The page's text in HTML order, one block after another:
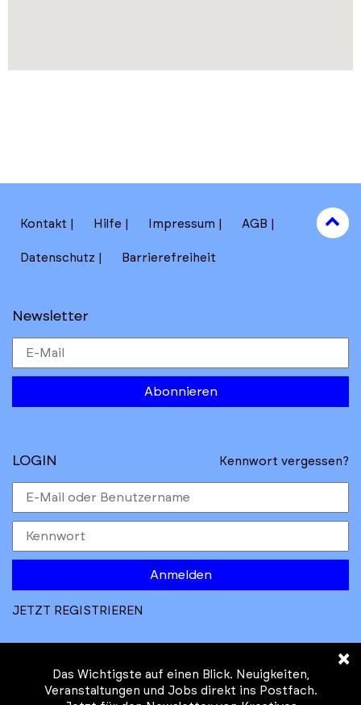
Kontakt Hilfe Impressum AGB
Datenschutz Barrierefreiheit
Newsletter
Abonnieren
to
top
LOGIN Kennwort vergessen?
Anmelden
JETZT REGISTRIEREN
×
Das Wichtigste auf einen Blick. Neuigkeiten,
Veranstaltungen und Jobs direkt ins Postfach.